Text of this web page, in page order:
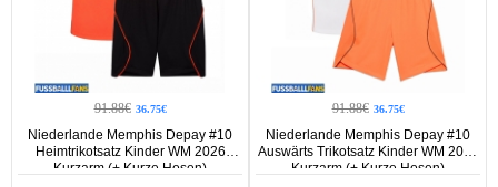
91.88€ 36.75€
Niederlande Memphis Depay #10
Heimtrikotsatz Kinder WM 2026
Kurzarm (+ Kurze Hosen)
91.88€ 36.75€
Niederlande Memphis Depay #10
Auswärts Trikotsatz Kinder WM 2026
Kurzarm (+ Kurze Hosen)